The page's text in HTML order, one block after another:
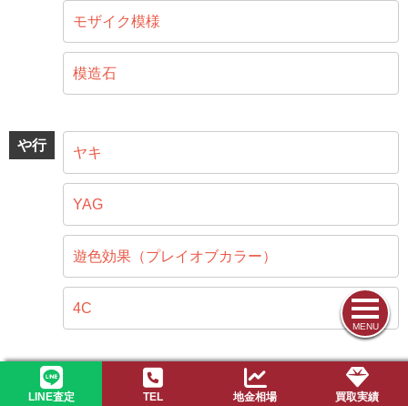
MENU
LINE査定 TEL 地金相場 買取実績
モザイク模様
模造石
や行 ヤキ
YAG
遊色効果（プレイオブカラー）
4C
ら行 ラピスラズリ